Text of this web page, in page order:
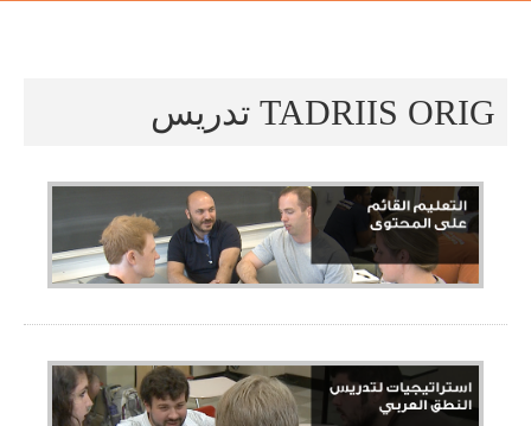
TADRIIS ORIG تدريس